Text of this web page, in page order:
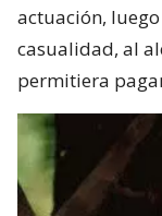
actuación,
casualidad, al
permitiera